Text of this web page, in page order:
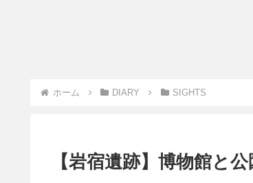
ホーム DIARY SIGHTS
【岩宿遺跡】博物館と